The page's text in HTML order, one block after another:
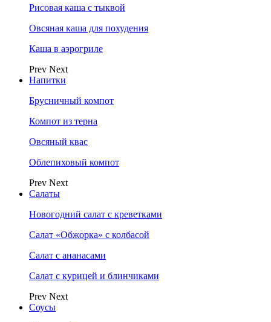
Рисовая каша с тыквой
Овсяная каша для похудения
Каша в аэрогриле
Prev Next
Напитки
Брусничный компот
Компот из терна
Овсяный квас
Облепиховый компот
Prev Next
Салаты
Новогодний салат с креветками
Салат «Обжорка» с колбасой
Салат с ананасами
Салат с курицей и блинчиками
Prev Next
Соусы